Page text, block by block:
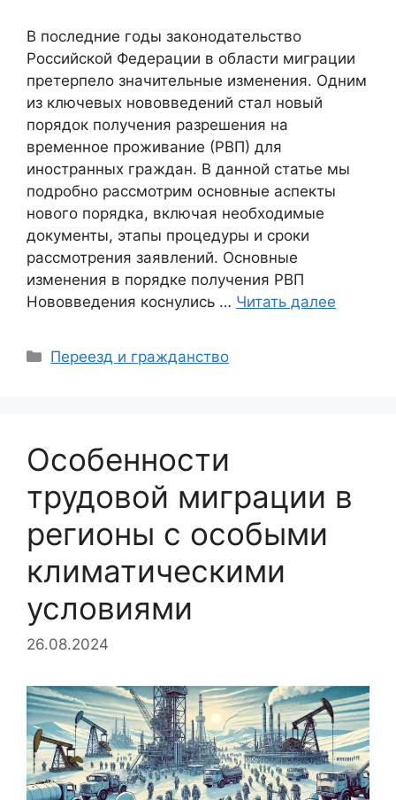
В последние годы законодательство
Российской Федерации в области миграции
претерпело значительные изменения. Одним
из ключевых нововведений стал новый
порядок получения разрешения на
временное проживание (РВП) для
иностранных граждан. В данной статье мы
подробно рассмотрим основные аспекты
нового порядка, включая необходимые
документы, этапы процедуры и сроки
рассмотрения заявлений. Основные
изменения в порядке получения РВП
Нововведения коснулись … Читать далее
Рубрики
Переезд и гражданство
Особенности
трудовой миграции в
регионы с особыми
климатическими
условиями
26.08.2024